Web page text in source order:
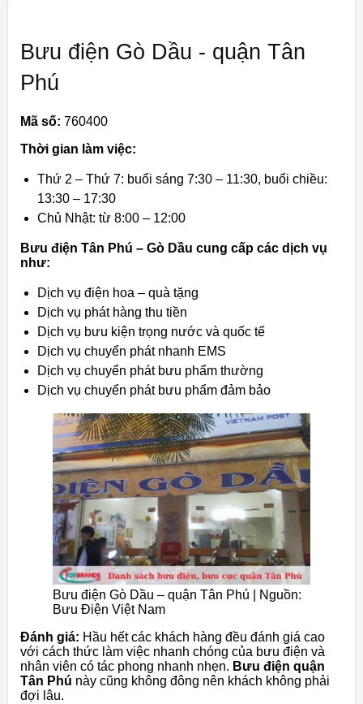
Bưu điện Gò Dầu - quận Tân
Phú
Mã số: 760400
Thời gian làm việc:
Thứ 2 – Thứ 7: buổi sáng 7:30 – 11:30, buổi chiều:
13:30 – 17:30
Chủ Nhật: từ 8:00 – 12:00
Bưu điện Tân Phú – Gò Dầu cung cấp các dịch vụ
như:
Dịch vụ điện hoa – quà tặng
Dịch vụ phát hàng thu tiền
Dịch vụ bưu kiện trọng nước và quốc tế
Dịch vụ chuyển phát nhanh EMS
Dịch vụ chuyển phát bưu phẩm thường
Dịch vụ chuyển phát bưu phẩm đảm bảo
Bưu điện Gò Dầu – quận Tân Phú | Nguồn:
Bưu Điện Việt Nam
Đánh giá: Hầu hết các khách hàng đều đánh giá cao
với cách thức làm việc nhanh chóng của bưu điện và
nhân viên có tác phong nhanh nhẹn. Bưu điện quận
Tân Phú này cũng không đông nên khách không phải
đợi lâu.